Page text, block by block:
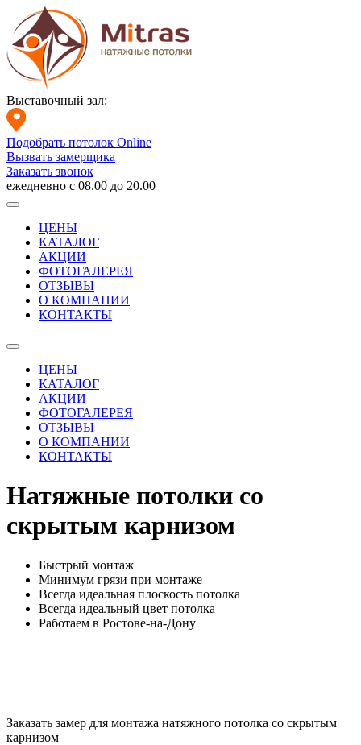
Выставочный зал:
Подобрать потолок Online
Вызвать замерщика
Заказать звонок
ежедневно с 08.00 до 20.00
ЦЕНЫ
КАТАЛОГ
АКЦИИ
ФОТОГАЛЕРЕЯ
ОТЗЫВЫ
О КОМПАНИИ
КОНТАКТЫ
ЦЕНЫ
КАТАЛОГ
АКЦИИ
ФОТОГАЛЕРЕЯ
ОТЗЫВЫ
О КОМПАНИИ
КОНТАКТЫ
Натяжные потолки со
скрытым карнизом
Быстрый монтаж
Минимум грязи при монтаже
Всегда идеальная плоскость потолка
Всегда идеальный цвет потолка
Работаем в Ростове-на-Дону
Заказать замер для монтажа натяжного потолка со скрытым
карнизом